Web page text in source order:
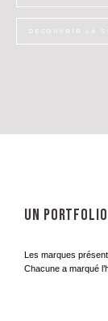
DECOUVRIR LA
Un
Les marques
Chacune a marqué